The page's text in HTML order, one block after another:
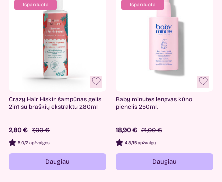
Išparduota
Crazy Hair Hiskin šampūnas gelis
2in1 su braškių ekstraktu 280ml
2,80 € 7,00 €
5.0/2 apžvalgos
Daugiau
Išparduota
Baby minutes lengvas kūno
pienelis 250ml.
18,90 € 21,00 €
4.8/15 apžvalgų
Daugiau